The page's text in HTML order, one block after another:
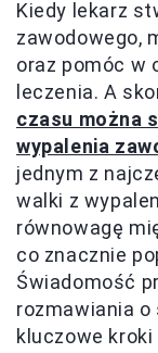
Kiedy lekarz
zawodowego,
oraz pomóc w
leczenia. A
czasu można
wypalenia
jednym z
walki z
równowagę
co znacznie
Świadomość
rozmawiania
kluczowe